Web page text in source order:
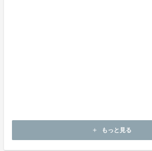
までプロジェクト公開時点の予定です。
add もっと見る